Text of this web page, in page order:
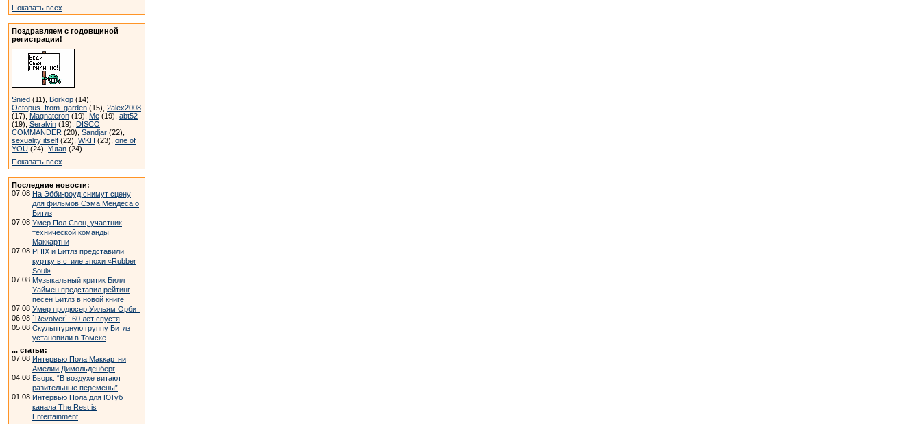
Показать всех
Поздравляем с годовщиной
регистрации!
Snied (11), Borkop (14),
Octopus_from_garden (15), 2alex2008
(17), Magnateron (19), Me (19), abt52
(19), Seralvin (19), DISCO
COMMANDER (20), Sandjar (22),
sexuality itself (22), WKH (23), one of
YOU (24), Yutan (24)
Показать всех
Последние новости:
07.08 На Эбби-роуд снимут сцену
для фильмов Сэма Мендеса о
Битлз
07.08 Умер Пол Свон, участник
технической команды
Маккартни
07.08 PHIX и Битлз представили
куртку в стиле эпохи «Rubber
Soul»
07.08 Музыкальный критик Билл
Уаймен представил рейтинг
песен Битлз в новой книге
07.08 Умер продюсер Уильям Орбит
06.08 `Revolver`: 60 лет спустя
05.08 Скульптурную группу Битлз
установили в Томске
... статьи:
07.08 Интервью Пола Маккартни
Амелии Димольденберг
04.08 Бьорк: “В воздухе витают
разительные перемены”
01.08 Интервью Пола для ЮТуб
канала The Rest is
Entertainment